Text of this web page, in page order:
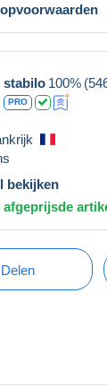
stabilo 100%
PRO
bekijken
afgeprijsde
Delen